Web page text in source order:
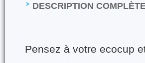
DESCRIPTION
Pensez à votre ecocup